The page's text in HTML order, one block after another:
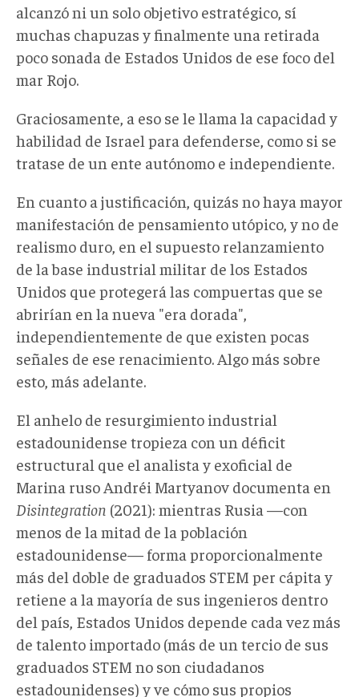
alcanzó ni un solo objetivo estratégico, sí
muchas chapuzas y finalmente una retirada
poco sonada de Estados Unidos de ese foco del
mar Rojo.
Graciosamente, a eso se le llama la capacidad y
habilidad de Israel para defenderse, como si se
tratase de un ente autónomo e independiente.
En cuanto a justificación, quizás no haya mayor
manifestación de pensamiento utópico, y no de
realismo duro, en el supuesto relanzamiento
de la base industrial militar de los Estados
Unidos que protegerá las compuertas que se
abrirían en la nueva "era dorada",
independientemente de que existen pocas
señales de ese renacimiento. Algo más sobre
esto, más adelante.
El anhelo de resurgimiento industrial
estadounidense tropieza con un déficit
estructural que el analista y exoficial de
Marina ruso Andréi Martyanov documenta en
Disintegration (2021): mientras Rusia —con
menos de la mitad de la población
estadounidense— forma proporcionalmente
más del doble de graduados STEM per cápita y
retiene a la mayoría de sus ingenieros dentro
del país, Estados Unidos depende cada vez más
de talento importado (más de un tercio de sus
graduados STEM no son ciudadanos
estadounidenses) y ve cómo sus propios